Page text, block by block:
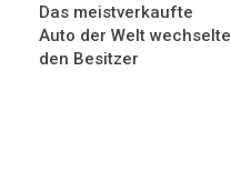
Das meistverkaufte
Auto der Welt wechselte
den Besitzer